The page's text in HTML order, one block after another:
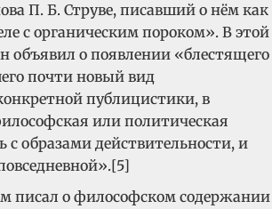
П. Б. Струве, писавший о нём как
с органическим пороком». В этой
объявил о появлении «блестящего
почти новый вид
публицистики, в
или политическая
с образами действительности, и
писал о философском содержании